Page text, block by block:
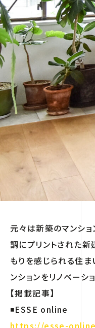
元々は新築のマンシ
調にプリントされた
もりを感じられる住
ンションをリノベーシ
【掲載記事】
◾️ESSE online